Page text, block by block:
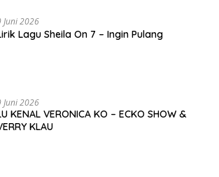
Juni 2026
Lagu Sheila On 7 – Ingin Pulang
Juni 2026
KENAL VERONICA KO – ECKO SHOW &
KLAU